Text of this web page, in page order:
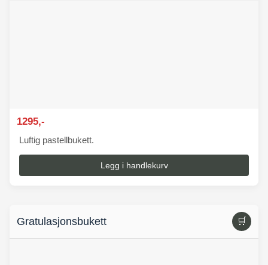
1295,-
Luftig pastellbukett.
Legg i handlekurv
Gratulasjonsbukett 🛒